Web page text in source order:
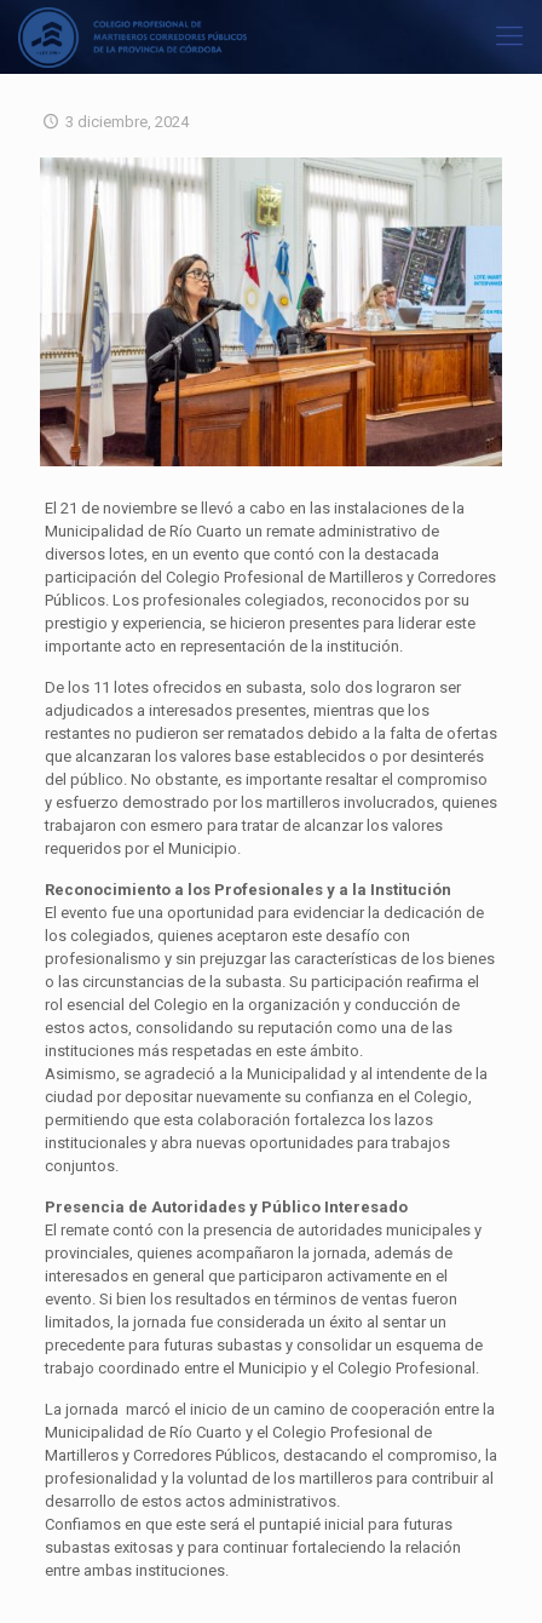
3 diciembre, 2024
El 21 de noviembre se llevó a cabo en las instalaciones de la
Municipalidad de Río Cuarto un remate administrativo de
diversos lotes, en un evento que contó con la destacada
participación del Colegio Profesional de Martilleros y Corredores
Públicos. Los profesionales colegiados, reconocidos por su
prestigio y experiencia, se hicieron presentes para liderar este
importante acto en representación de la institución.
De los 11 lotes ofrecidos en subasta, solo dos lograron ser
adjudicados a interesados presentes, mientras que los
restantes no pudieron ser rematados debido a la falta de ofertas
que alcanzaran los valores base establecidos o por desinterés
del público. No obstante, es importante resaltar el compromiso
y esfuerzo demostrado por los martilleros involucrados, quienes
trabajaron con esmero para tratar de alcanzar los valores
requeridos por el Municipio.
Reconocimiento a los Profesionales y a la Institución
El evento fue una oportunidad para evidenciar la dedicación de
los colegiados, quienes aceptaron este desafío con
profesionalismo y sin prejuzgar las características de los bienes
o las circunstancias de la subasta. Su participación reafirma el
rol esencial del Colegio en la organización y conducción de
estos actos, consolidando su reputación como una de las
instituciones más respetadas en este ámbito.
Asimismo, se agradeció a la Municipalidad y al intendente de la
ciudad por depositar nuevamente su confianza en el Colegio,
permitiendo que esta colaboración fortalezca los lazos
institucionales y abra nuevas oportunidades para trabajos
conjuntos.
Presencia de Autoridades y Público Interesado
El remate contó con la presencia de autoridades municipales y
provinciales, quienes acompañaron la jornada, además de
interesados en general que participaron activamente en el
evento. Si bien los resultados en términos de ventas fueron
limitados, la jornada fue considerada un éxito al sentar un
precedente para futuras subastas y consolidar un esquema de
trabajo coordinado entre el Municipio y el Colegio Profesional.
La jornada marcó el inicio de un camino de cooperación entre la
Municipalidad de Río Cuarto y el Colegio Profesional de
Martilleros y Corredores Públicos, destacando el compromiso, la
profesionalidad y la voluntad de los martilleros para contribuir al
desarrollo de estos actos administrativos.
Confiamos en que este será el puntapié inicial para futuras
subastas exitosas y para continuar fortaleciendo la relación
entre ambas instituciones.